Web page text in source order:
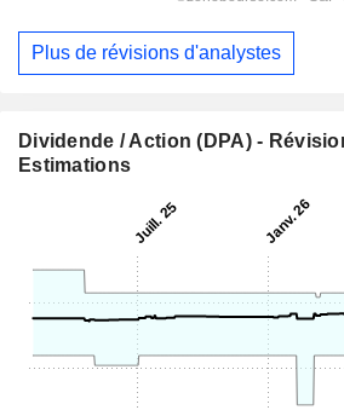
Plus de révisions d'analystes
Dividende / Action (DPA) -
Estimations